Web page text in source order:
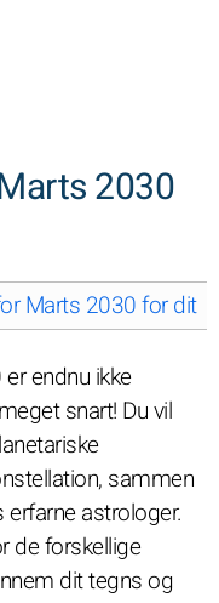
2030
Marts 2030 for dit
endnu ikke
snart! Du vil
sammen
astrologer.
de forskellige
dit tegns og